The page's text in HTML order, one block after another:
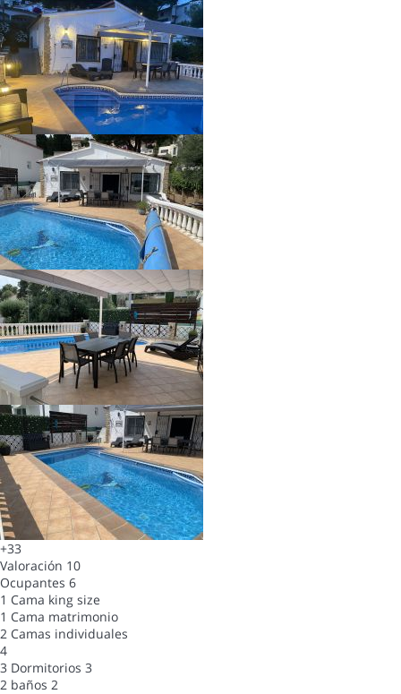
+33
Valoración 10
Ocupantes 6
1 Cama king size
1 Cama matrimonio
2 Camas individuales
4
3 Dormitorios 3
2 baños 2